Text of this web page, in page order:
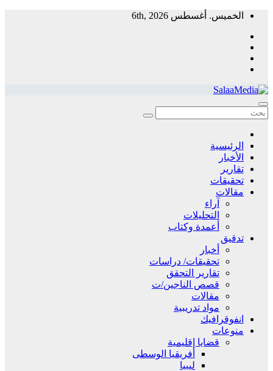
Skip
content
الخميس. أغسطس 6th, 2026
سلاميديا نيوز
منظمة غير ربحية توفر معلومات مستقلة لخدمة المجتمع
الرئيسية
الأخبار
تقارير
تحقيقات
مقالات
آراء
التحليلات
أعمدة وكتاب
تدقيق
أخبار
تحقيقات/ دراسات
تقارير التحقق
قصص الناجين/ت
مقالات
مواد تدريبية
انفوقرافيك
منوعات
قضايا إقليمية
أفريقيا الوسطى
ليبيا